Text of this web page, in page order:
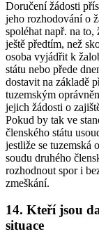
Doručení žádosti
jeho rozhodování o
spoléhat např. na
ještě předtím, než
osoba vyjádřit k
státu nebo přede
dostavit na základě
tuzemským
jejich žádosti o
Pokud by tak ve
členského státu
jestliže se tuzemská
soudu druhého
rozhodnout spor i
zmeškání.
14. Kteří jsou
situace